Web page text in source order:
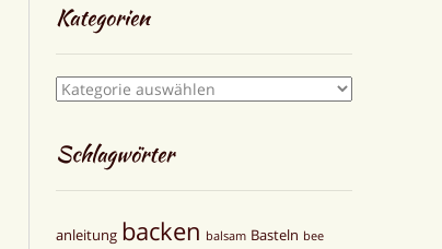
Kategorien
Kategorien
Schlagwörter
anleitung backen balsam Basteln bee